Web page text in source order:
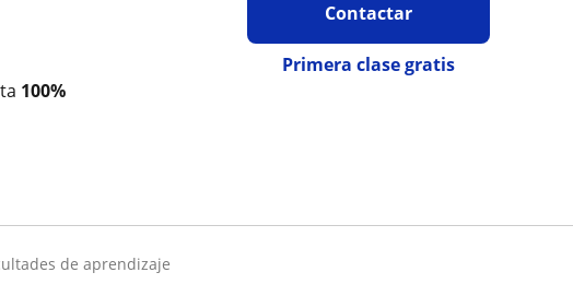
Contactar
Primera clase gratis
100%
de aprendizaje